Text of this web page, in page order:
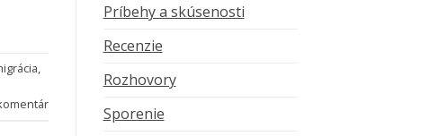
,
Príbehy a skúsenosti
Recenzie
Rozhovory
Sporenie